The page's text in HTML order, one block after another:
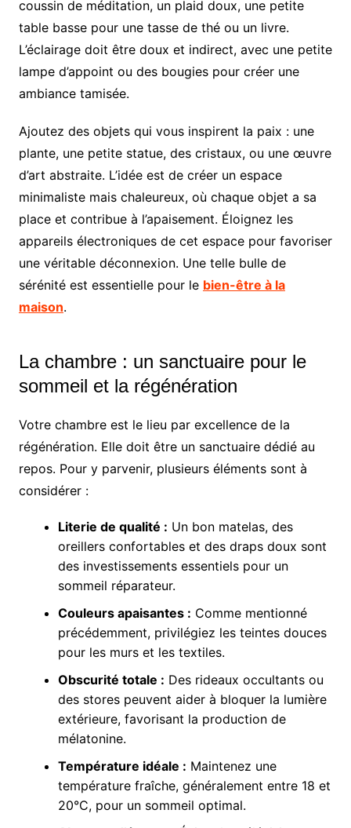
coussin de méditation, un plaid doux, une petite
table basse pour une tasse de thé ou un livre.
L’éclairage doit être doux et indirect, avec une petite
lampe d’appoint ou des bougies pour créer une
ambiance tamisée.
Ajoutez des objets qui vous inspirent la paix : une
plante, une petite statue, des cristaux, ou une œuvre
d’art abstraite. L’idée est de créer un espace
minimaliste mais chaleureux, où chaque objet a sa
place et contribue à l’apaisement. Éloignez les
appareils électroniques de cet espace pour favoriser
une véritable déconnexion. Une telle bulle de
sérénité est essentielle pour le bien-être à la
maison.
La chambre : un sanctuaire pour le
sommeil et la régénération
Votre chambre est le lieu par excellence de la
régénération. Elle doit être un sanctuaire dédié au
repos. Pour y parvenir, plusieurs éléments sont à
considérer :
Literie de qualité : Un bon matelas, des
oreillers confortables et des draps doux sont
des investissements essentiels pour un
sommeil réparateur.
Couleurs apaisantes : Comme mentionné
précédemment, privilégiez les teintes douces
pour les murs et les textiles.
Obscurité totale : Des rideaux occultants ou
des stores peuvent aider à bloquer la lumière
extérieure, favorisant la production de
mélatonine.
Température idéale : Maintenez une
température fraîche, généralement entre 18 et
20°C, pour un sommeil optimal.